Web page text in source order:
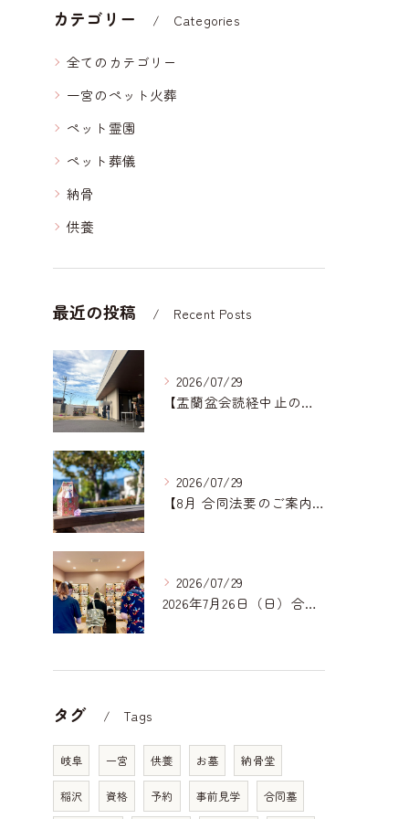
カテゴリー Categories
全てのカテゴリー
一宮のペット火葬
ペット霊園
ペット葬儀
納骨
供養
最近の投稿 Recent Posts
2026/07/29
【盂蘭盆会読経中止のお知らせ】｜岐阜どうぶつ霊園
2026/07/29
【8月 合同法要のご案内】
2026/07/29
2026年7月26日（日）合同法要ご報告｜一宮どうぶつ霊園
タグ Tags
岐阜 一宮 供養 お墓 納骨堂
稲沢 資格 予約 事前見学 合同墓